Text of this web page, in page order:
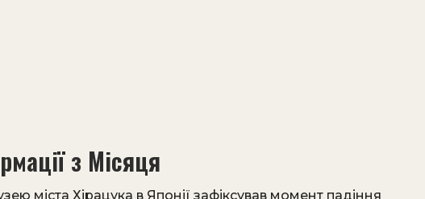
з Місяця
міста Хірацука в Японії зафіксував момент падіння